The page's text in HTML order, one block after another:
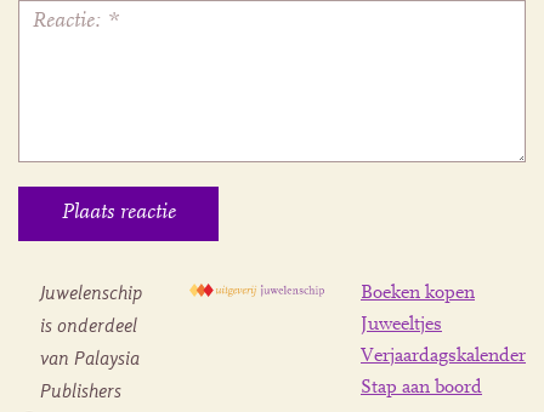
Juwelenschip
is onderdeel
van Palaysia
Publishers
Boeken kopen
Juweeltjes
Verjaardagskalender
Stap aan boord